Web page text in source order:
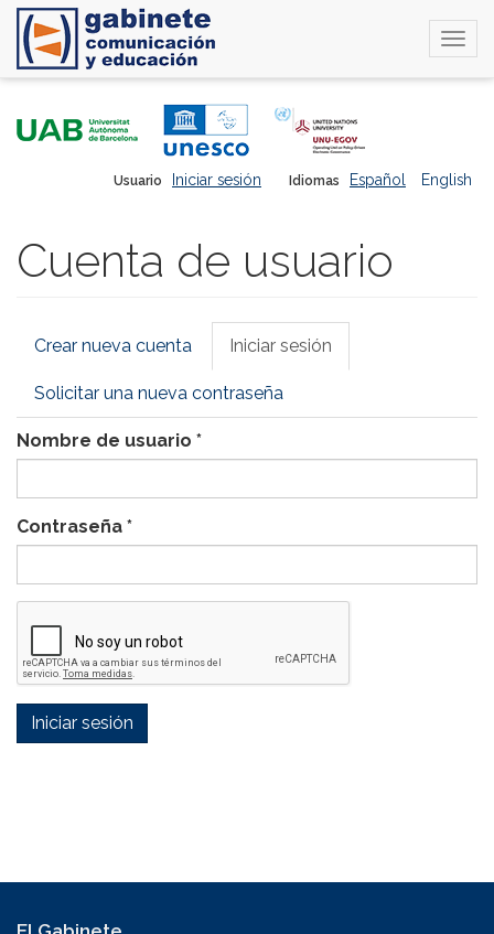
Idiomas Español English
Usuario Iniciar sesión
Cuenta de usuario
Solapas
Crear nueva cuenta Iniciar sesión
activa)
Solicitar una nueva contraseña
Nombre de usuario *
Contraseña *
Iniciar sesión